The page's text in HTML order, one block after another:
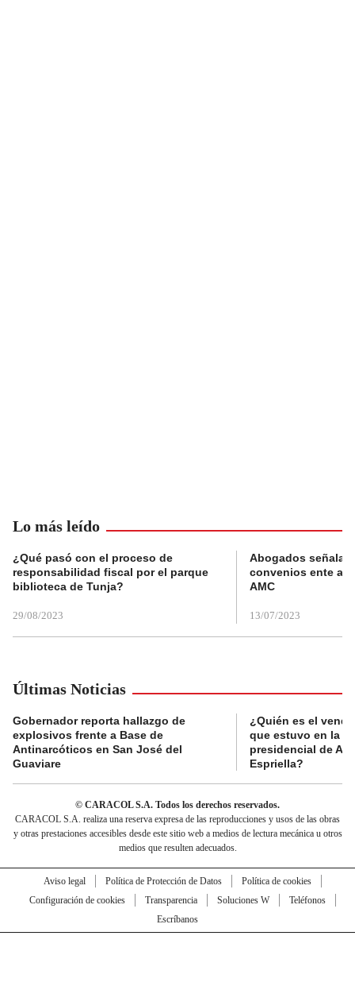
Lo más leído
¿Qué pasó con el proceso de
responsabilidad fiscal por el parque
biblioteca de Tunja?
29/08/2023
Abogados
convenios ente
AMC
13/07/2023
Últimas Noticias
Gobernador reporta hallazgo de
explosivos frente a Base de
Antinarcóticos en San José del
Guaviare
¿Quién es el
que estuvo en la
presidencial de
Espriella?
© CARACOL S.A. Todos los derechos reservados.
CARACOL S.A. realiza una reserva expresa de las reproducciones y usos de las obras
y otras prestaciones accesibles desde este sitio web a medios de lectura mecánica u otros
medios que resulten adecuados.
Aviso legal Política de Protección de Datos
Política de cookies
Configuración de cookies
Transparencia Soluciones W
Teléfonos
Escríbanos